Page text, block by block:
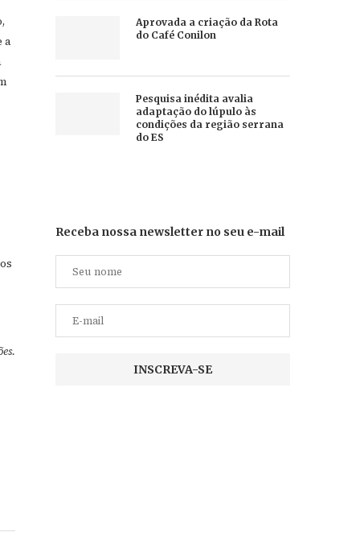
a
Aprovada a criação da Rota
do Café Conilon
Pesquisa inédita avalia
adaptação do lúpulo às
condições da região serrana
do ES
Receba nossa newsletter no seu e-mail